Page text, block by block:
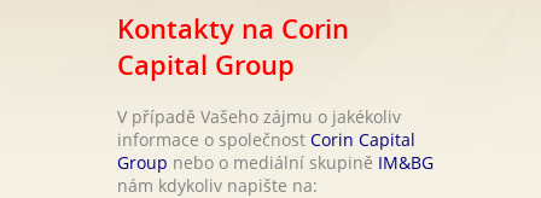
Kontakty na Corin
Capital Group
V případě Vašeho zájmu o jakékoliv
informace o společnost Corin Capital
Group nebo o mediální skupině IM&BG
nám kdykoliv napište na: